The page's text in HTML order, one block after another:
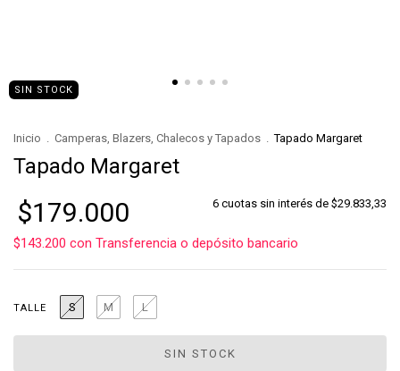
SIN STOCK
Inicio Camperas, Blazers, Chalecos y Tapados Tapado Margaret
Tapado Margaret
$179.000 6 cuotas sin interés de $29.833,33
$143.200 con Transferencia o depósito bancario
TALLE S M L